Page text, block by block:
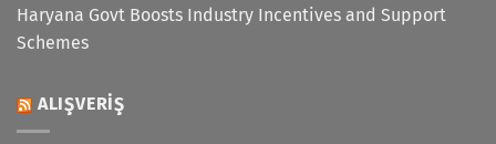
Haryana Govt Boosts Industry Incentives and Support
Schemes
ALIŞVERIŞ